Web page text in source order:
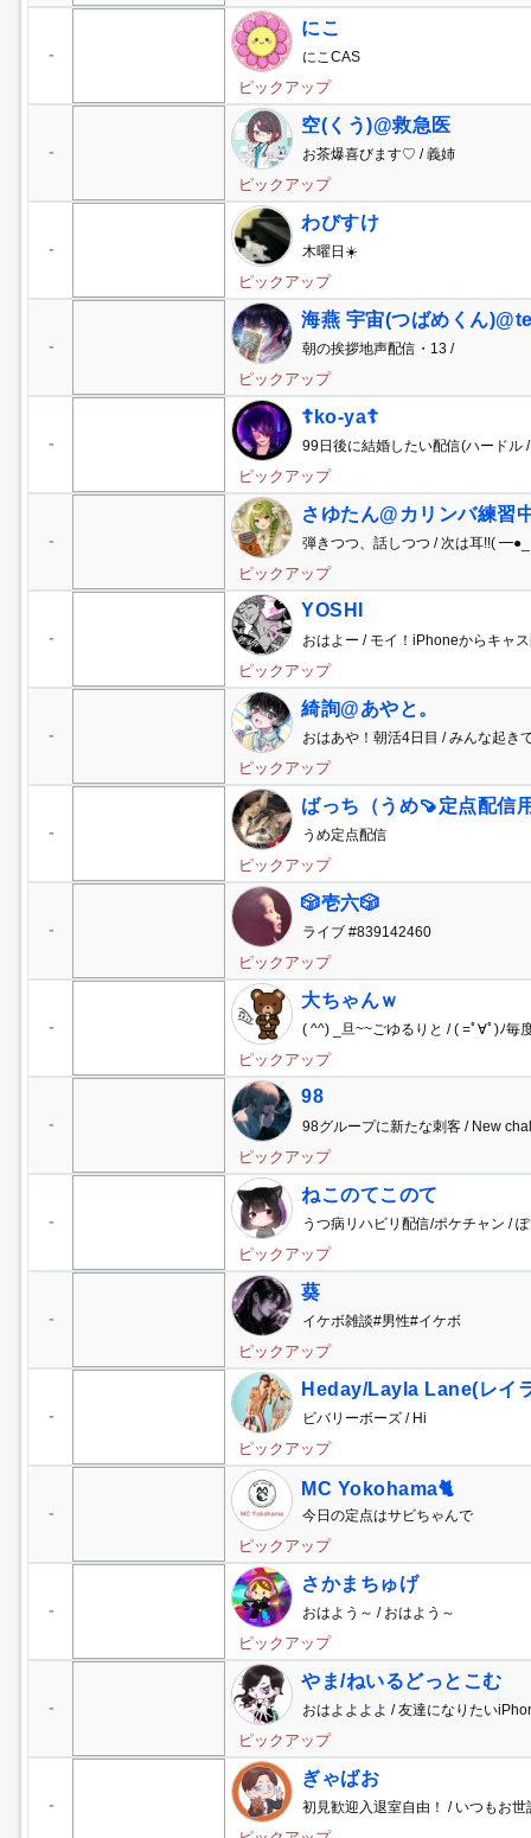
- にこCAS
ピックアップ
にこ
- お茶爆喜びます♡ / 義姉
ピックアップ
空(くう)@救急医
- 木曜日☀️
ピックアップ
わびすけ
- 朝の挨拶地声配信・13 /
ピックアップ
海燕 宇宙(つばめくん
-
99日後に結婚したい配信(ハードル
もねぇぞ
ピックアップ
☦️ko-ya☦️
- 弾きつつ、話しつつ / 次は耳!!(
ピックアップ
さゆたん@カリンバ練習
- おはよー / モイ！iPhoneからキャ
ピックアップ
YOSHI
- おはあや！朝活4日目 / みんな起き
ピックアップ
綺詢@あやと。
- うめ定点配信
ピックアップ
ばっち（うめ🍠定点配信
- ライブ #839142460
ピックアップ
🎲壱六🎲
- ( ^^) _旦~~ごゆるりと / ( =ﾟ∀ﾟ)ﾉ毎
ピックアップ
大ちゃんｗ
- 98グループに新たな刺客 / New
ピックアップ
98
- うつ病リハビリ配信/ポケチャン /
ピックアップ
ねこのてこのて
- イケボ雑談#男性#イケボ
ピックアップ
葵
- ビバリーボーズ / Hi
ピックアップ
Heday/Layla Lane(レイ
- 今日の定点はサビちゃんで
ピックアップ
MC Yokohama🐈
- おはよう～ / おはよう～
ピックアップ
さかまちゅげ
-
おはよよよよ / 友達になりたい
-
ピックアップ
やま/ねいるどっとこむ
- 初見歓迎入退室自由！ / いつもお
ぎゃばお